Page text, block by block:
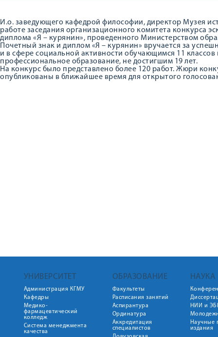
И.о. заведующего кафедрой философии, директор Музея
работе заседания организационного комитета конкурса
диплома «Я – курянин», проведенного Министерством
Почетный знак и диплом «Я – курянин» вручается за
и в сфере социальной активности обучающимся 11
профессиональное образование, не достигшим 19 лет.
На конкурс было представлено более 120 работ. Жюри
опубликованы в ближайшее время для открытого
УНИВЕРСИТЕТ
Администрация КГМУ
Кафедры
Медико-
фармацевтический
колледж
Система менеджмента
качества
ОБРАЗОВАНИЕ
Факультеты
Расписания занятий
Аспирантура
Ординатура
Аккредитация
специалистов
НАУКА
НИИ и
Научные
издания